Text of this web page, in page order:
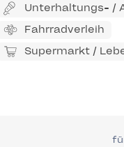
Unterhaltungs- /
Fahrradverleih
Supermarkt /